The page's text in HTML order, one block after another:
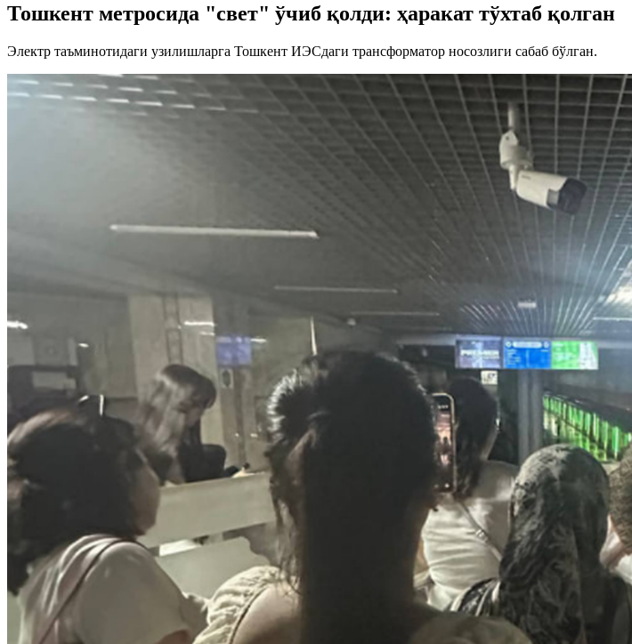
Тошкент метросида "свет" ўчиб қолди: ҳаракат тўхтаб қолган
Электр таъминотидаги узилишларга Тошкент ИЭСдаги трансформатор носозлиги сабаб бўлган.